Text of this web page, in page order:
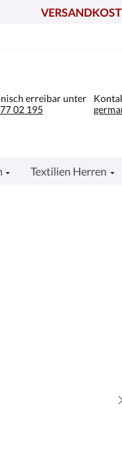
erreibar unter
02 195
Textilien Herren